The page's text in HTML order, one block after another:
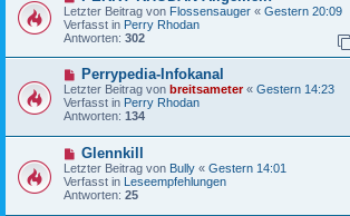
i
t
r
g
e
u
e
r
B
i
t
r
g
Letzter Beitrag von Flossensauger « Gestern 20:09
Verfasst in Perry Rhodan
Antworten: 302
N
e
u
e
B
e
i
t
r
Perrypedia-Infokanal
Letzter Beitrag von breitsameter« Gestern 14:23
Verfasst in Perry Rhodan
Antworten: 134
N
e
u
e
r
Glennkill
Letzter Beitrag von Bully « Gestern 14:01
Verfasst in Leseempfehlungen
Antworten: 25